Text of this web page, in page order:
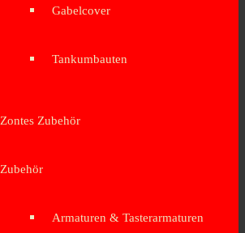
Gabelcover
Tankumbauten
Zontes Zubehör
Zubehör
Armaturen & Tasterarmaturen